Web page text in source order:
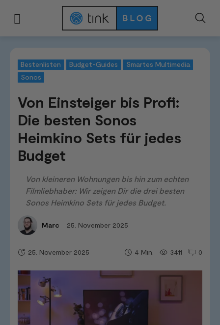
Bestenlisten Budget-Guides
Smartes Multimedia
Sonos
Von Einsteiger bis Profi:
Die besten Sonos
Heimkino Sets für jedes
Budget
Von kleineren Wohnungen bis hin zum echten
Filmliebhaber: Wir zeigen Dir die drei besten
Sonos Heimkino Sets für jedes Budget.
Marc 25. November 2025
0
3411
4 Min.
25. November 2025